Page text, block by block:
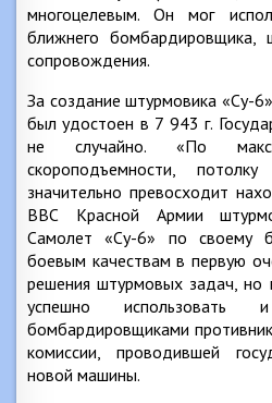
многоцелевым. Он мог
ближнего бомбардировщика,
сопровождения.
За создание штурмовика «Су-
был удостоен в 7 943 г.
не случайно. «По
скороподъемности,
значительно превосходит
ВВС Красной Армии
Самолет «Су-6» по своему
боевым качествам в первую
решения штурмовых задач,
успешно
бомбардировщиками
комиссии, проводившей
новой машины.